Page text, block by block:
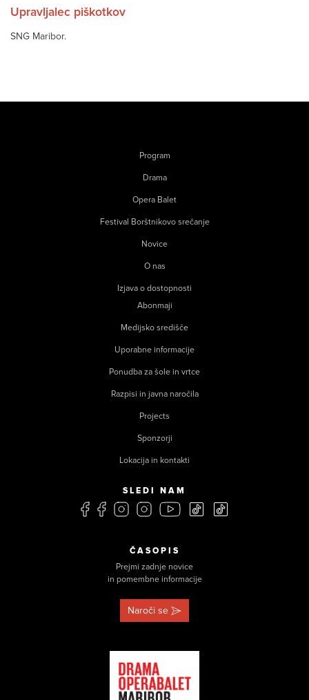
Upravljalec piškotkov
SNG Maribor.
Program
Drama
Opera Balet
Festival Borštnikovo srečanje
Novice
O nas
Izjava o dostopnosti
Abonmaji
Medijsko središče
Uporabne informacije
Ponudba za šole in vrtce
Razpisi in javna naročila
Projects
Sponzorji
Lokacija in kontakti
SLEDI NAM
ČASOPIS
Prejmi zadnje novice
in pomembne informacije
Naroči se